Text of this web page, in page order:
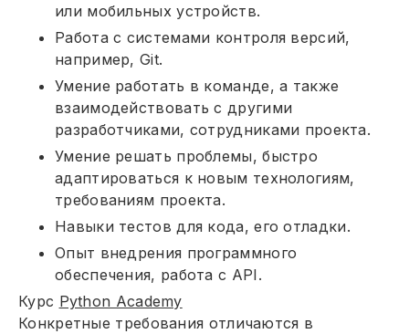
или мобильных устройств.
Работа с системами контроля версий,
например, Git.
Умение работать в команде, а также
взаимодействовать с другими
разработчиками, сотрудниками проекта.
Умение решать проблемы, быстро
адаптироваться к новым технологиям,
требованиям проекта.
Навыки тестов для кода, его отладки.
Опыт внедрения программного
обеспечения, работа с API.
Курс Python Academy
Конкретные требования отличаются в